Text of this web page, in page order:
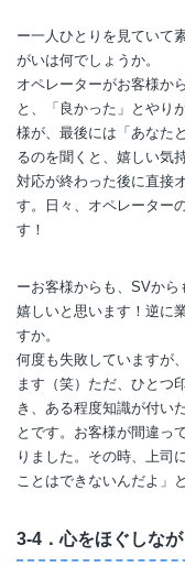
ー一人ひとりを見ていて
がいは何でしょうか。
オペレーターがお客様か
と、「良かった」とやり
様が、最後には「あなた
るのを聞くと、嬉しい気
対応が終わった後に直接
す。日々、オペレーター
す！
ーお客様からも、SVか
嬉しいと思います！逆に
すか。
何度も失敗していますが
ます（笑）ただ、ひとつ
き、ある程度知識が付い
とです。お客様が間違っ
りました。その時、上司
ことはできないんだよ」
3-4．心をほぐしな